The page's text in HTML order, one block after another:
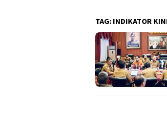
TAG: INDIKATOR